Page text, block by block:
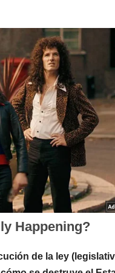
de la ley